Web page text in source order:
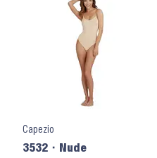
Capezio
3532 ⬝ Nude